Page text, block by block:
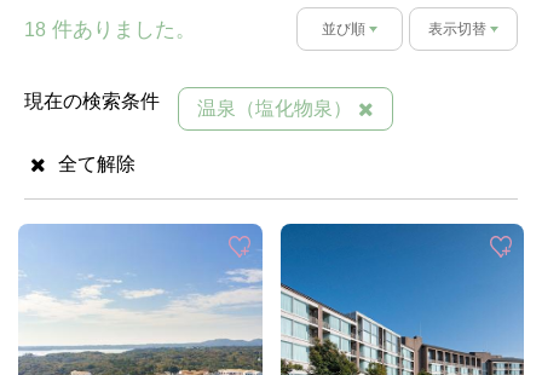
18 件ありました。 並び順 表示切替
現在の検索条件 温泉（塩化物泉）
全て解除